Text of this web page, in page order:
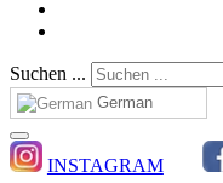
Suchen ...
German
INSTAGRAM